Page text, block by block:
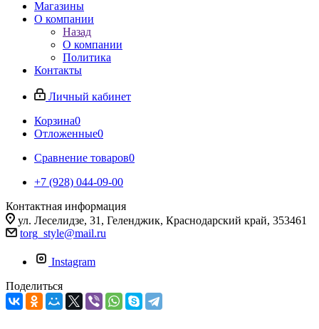
Магазины
О компании
Назад
О компании
Политика
Контакты
Личный кабинет
Корзина0
Отложенные0
Сравнение товаров0
+7 (928) 044-09-00
Контактная информация
ул. Леселидзе, 31, Геленджик, Краснодарский край, 353461
torg_style@mail.ru
Instagram
Поделиться